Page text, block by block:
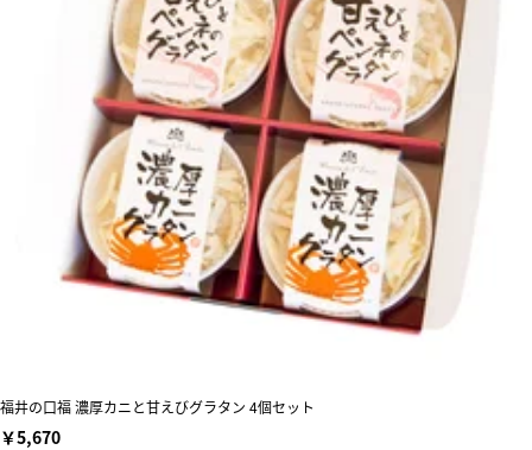
福井の口福 濃厚カニと甘えびグラタン 4個セット
￥5,670